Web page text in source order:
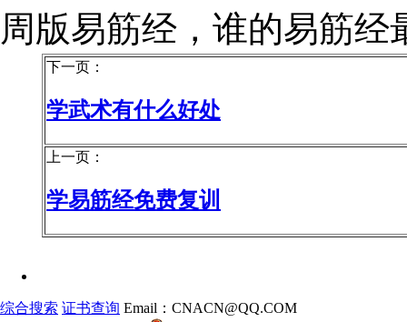
周版易筋经，谁的易筋经
下一页：
学武术有什么好处
上一页：
学易筋经免费复训
综合搜索 证书查询 Email：CNACN@QQ.COM